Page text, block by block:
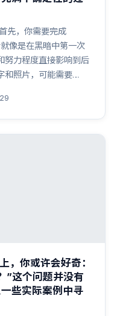
先，你需要完成
像是在黑暗中第一次
努力程度直接影响到后
和照片，可能需要…
你或许会好奇：
”这个问题并没有
些实际案例中寻